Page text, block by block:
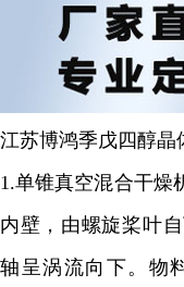
江苏博鸿季戊四醇晶
1.单锥真空混合干燥
内壁，由螺旋桨叶
轴呈涡流向下。物